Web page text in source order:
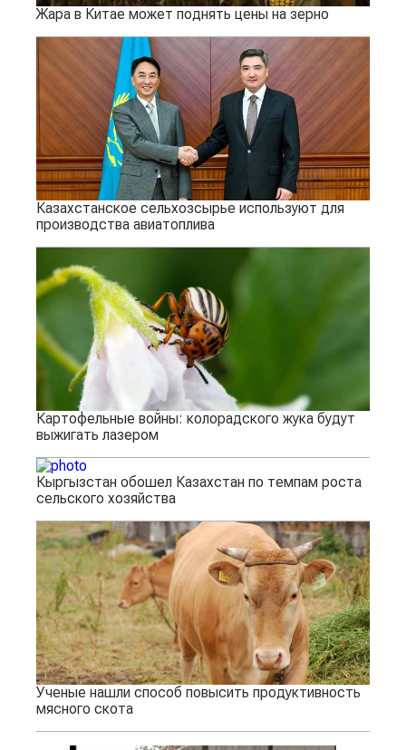
Жара в Китае может поднять цены на зерно
Казахстанское сельхозсырье используют для
производства авиатоплива
Картофельные войны: колорадского жука будут
выжигать лазером
Кыргызстан обошел Казахстан по темпам роста
сельского хозяйства
Ученые нашли способ повысить продуктивность
мясного скота